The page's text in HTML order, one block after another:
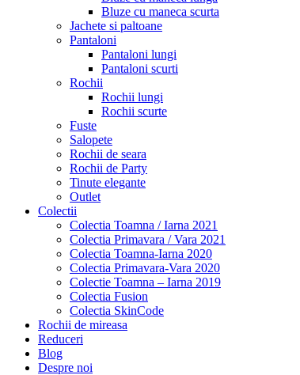
Bluze cu maneca scurta
Jachete si paltoane
Pantaloni
Pantaloni lungi
Pantaloni scurti
Rochii
Rochii lungi
Rochii scurte
Fuste
Salopete
Rochii de seara
Rochii de Party
Tinute elegante
Outlet
Colectii
Colectia Toamna / Iarna 2021
Colectia Primavara / Vara 2021
Colectia Toamna-Iarna 2020
Colectia Primavara-Vara 2020
Colectie Toamna – Iarna 2019
Colectia Fusion
Colectia SkinCode
Rochii de mireasa
Reduceri
Blog
Despre noi